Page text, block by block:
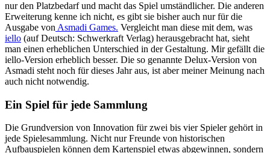
nur den Platzbedarf und macht das Spiel umständlicher. Die anderen
Erweiterung kenne ich nicht, es gibt sie bisher auch nur für die
Ausgabe von Asmadi Games. Vergleicht man diese mit dem, was
iello (auf Deutsch: Schwerkraft Verlag) herausgebracht hat, sieht
man einen erheblichen Unterschied in der Gestaltung. Mir gefällt die
iello-Version erheblich besser. Die so genannte Delux-Version von
Asmadi steht noch für dieses Jahr aus, ist aber meiner Meinung nach
auch nicht notwendig.
Ein Spiel für jede Sammlung
Die Grundversion von Innovation für zwei bis vier Spieler gehört in
jede Spielesammlung. Nicht nur Freunde von historischen
Aufbauspielen können dem Kartenspiel etwas abgewinnen, sondern